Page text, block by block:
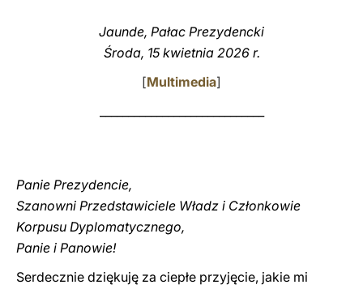
Jaunde, Pałac Prezydencki
Środa, 15 kwietnia 2026 r.
[Multimedia]
Panie Prezydencie,
Szanowni Przedstawiciele Władz i Członkowie
Korpusu Dyplomatycznego,
Panie i Panowie!
Serdecznie dziękuję za ciepłe przyjęcie, jakie mi